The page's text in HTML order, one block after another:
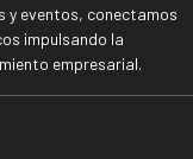
y eventos, conectamos
impulsando la
empresarial.